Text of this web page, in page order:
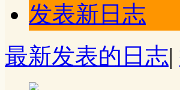
发表新日志
最新发表的日志|